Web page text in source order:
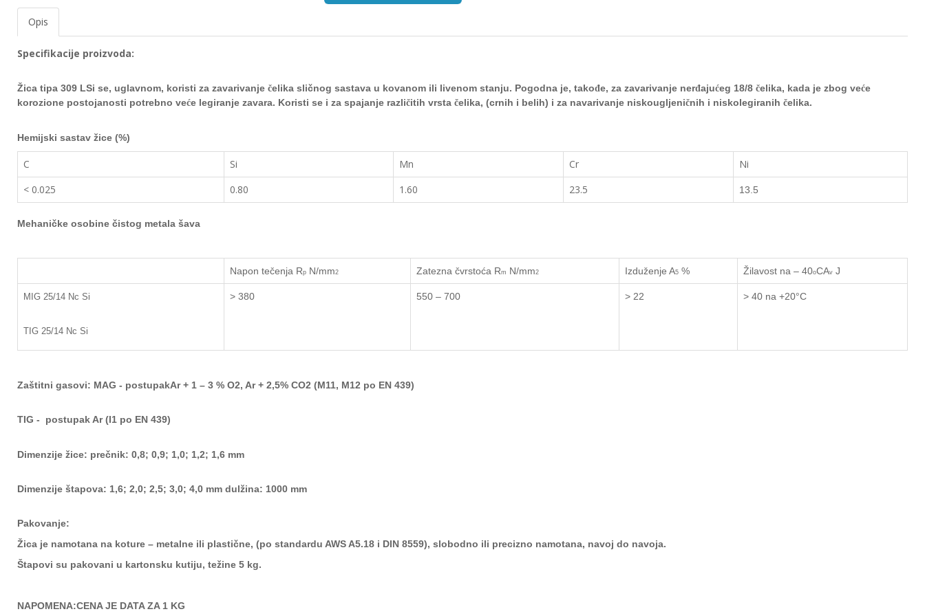
EWM
aparati
zavarivanje
Prenosni
računari
Pribor
za
zavarivanje
Alati
radionica
Opis
Specifikacije proizvoda:
Žica tipa 309 LSi se, uglavnom, koristi za zavarivanje čelika sličnog sastava u kovanom ili livenom stanju. Pogodna je, takođe, za zavarivanje nerđajućeg 18/8 čelika, kada je zbog veće
korozione postojanosti potrebno veće legiranje zavara. Koristi se i za spajanje različitih vrsta čelika, (crnih i belih) i za navarivanje niskougljeničnih i niskolegiranih čelika.
Hemijski sastav žice (%)
C Si Mn Cr
Ni
< 0.025
0.80 1.60 23.5 13.5
Mehaničke osobine čistog metala šava
Napon tečenja Rp N/mm2 Zatezna čvrstoća Rm N/mm2 Izduženje A5 % Žilavost na – 40oCAv J
MIG 25/14 Nc Si
TIG 25/14 Nc Si
> 380 550 – 700 > 22 > 40 na +20°C
Zaštitni gasovi: MAG - postupakAr + 1 – 3 % O2, Ar + 2,5% CO2 (M11, M12 po EN 439)
TIG - postupak Ar (I1 po EN 439)
Dimenzije žice: prečnik: 0,8; 0,9; 1,0; 1,2; 1,6 mm
Dimenzije štapova: 1,6; 2,0; 2,5; 3,0; 4,0 mm dulžina: 1000 mm
Pakovanje:
Žica je namotana na koture – metalne ili plastične, (po standardu AWS A5.18 i DIN 8559), slobodno ili precizno namotana, navoj do navoja.
Štapovi su pakovani u kartonsku kutiju, težine 5 kg.
NAPOMENA:CENA JE DATA ZA 1 KG